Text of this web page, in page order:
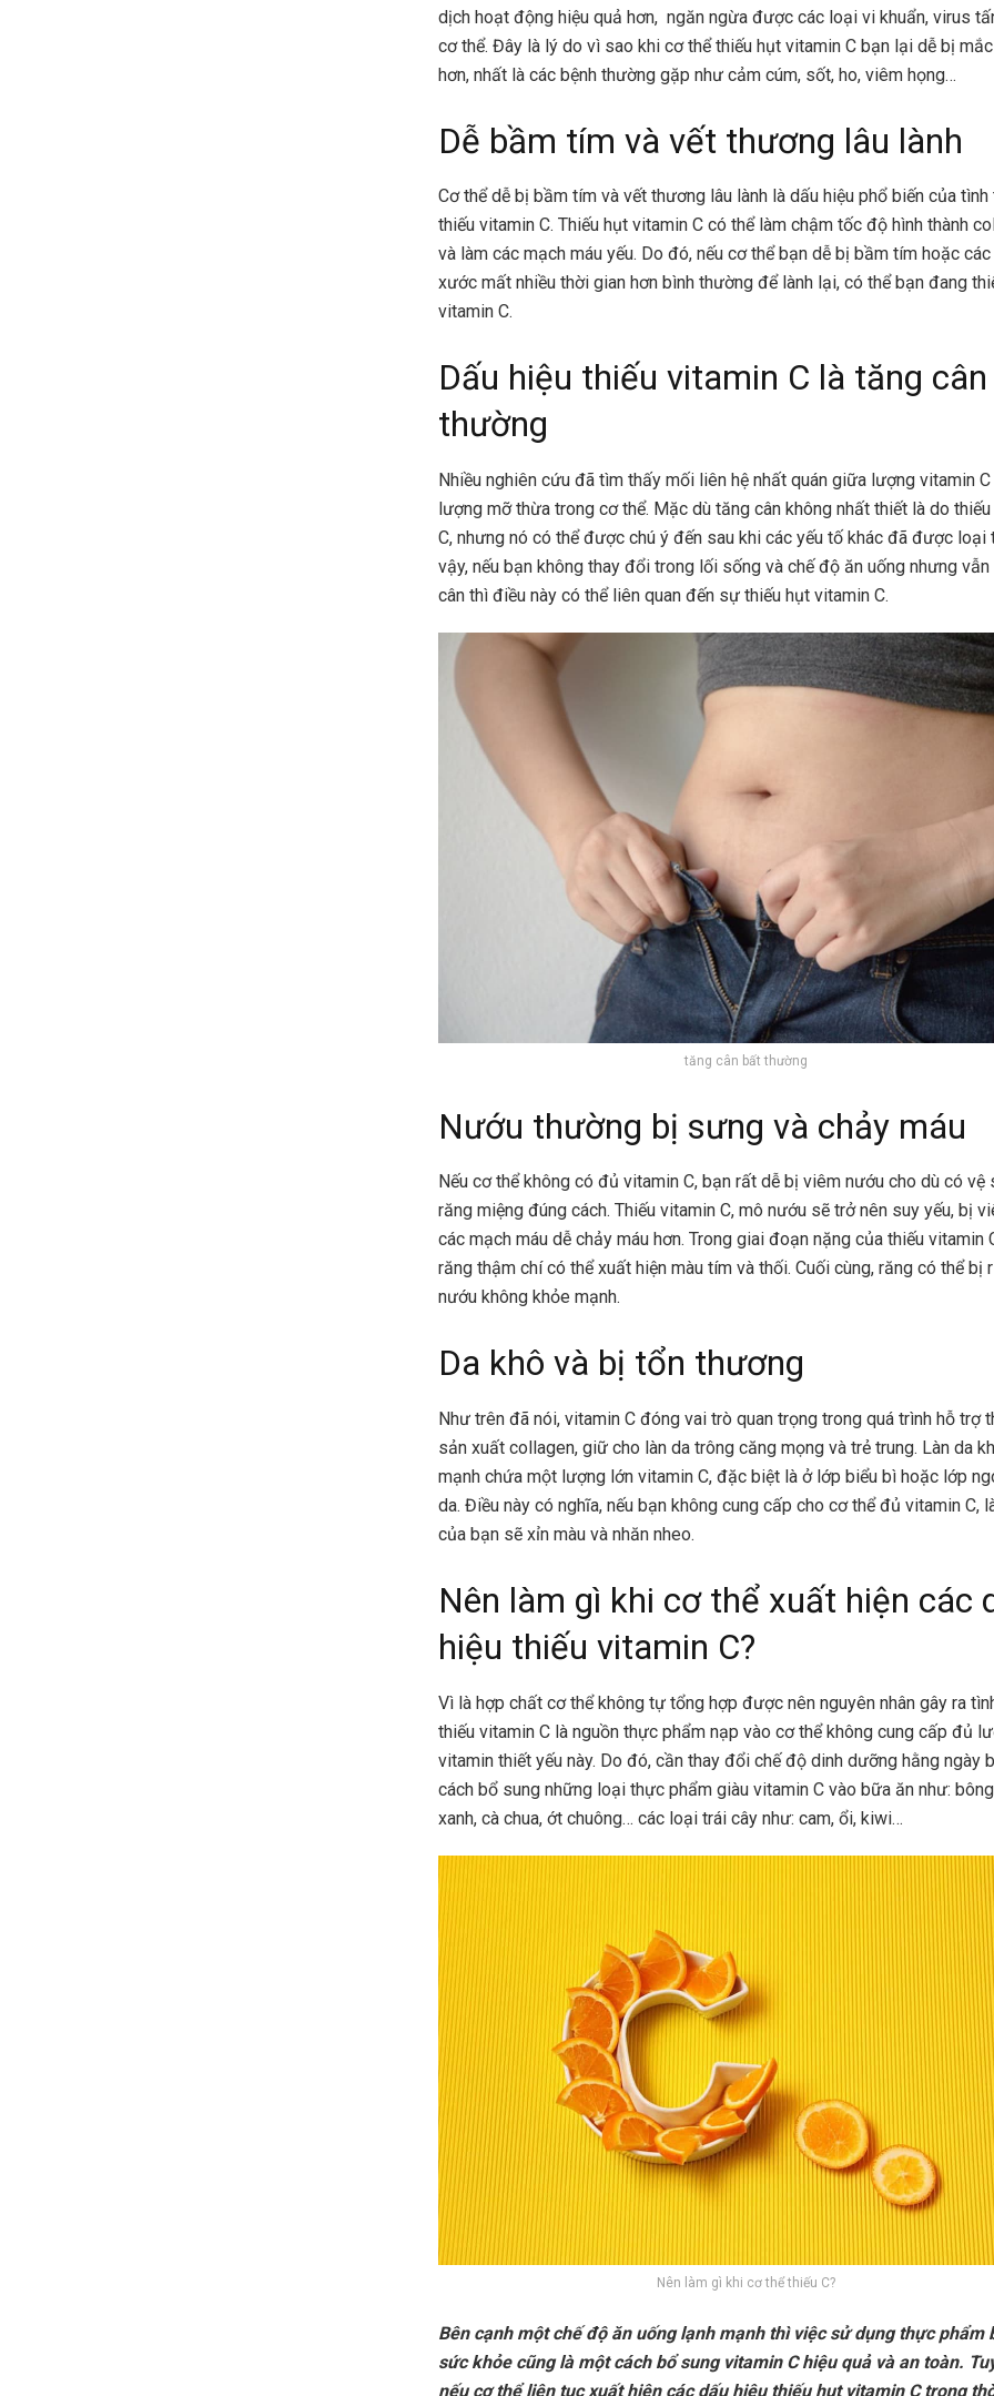
dịch hoạt động hiệu quả hơn, ngăn ngừa được các loại vi khuẩn, virus
cơ thể. Đây là lý do vì sao khi cơ thể thiếu hụt vitamin C bạn lại dễ bị
hơn, nhất là các bệnh thường gặp như cảm cúm, sốt, ho, viêm họng…
Dễ bầm tím và vết thương lâu lành
Cơ thể dễ bị bầm tím và vết thương lâu lành là dấu hiệu phổ biến của tình
thiếu vitamin C. Thiếu hụt vitamin C có thể làm chậm tốc độ hình thành
và làm các mạch máu yếu. Do đó, nếu cơ thể bạn dễ bị bầm tím hoặc
xước mất nhiều thời gian hơn bình thường để lành lại, có thể bạn đang
vitamin C.
Dấu hiệu thiếu vitamin C là tăng
thường
Nhiều nghiên cứu đã tìm thấy mối liên hệ nhất quán giữa lượng vitamin
lượng mỡ thừa trong cơ thể. Mặc dù tăng cân không nhất thiết là do
C, nhưng nó có thể được chú ý đến sau khi các yếu tố khác đã được loại
vậy, nếu bạn không thay đổi trong lối sống và chế độ ăn uống nhưng vẫn
cân thì điều này có thể liên quan đến sự thiếu hụt vitamin C.
tăng cân bất thường
Nướu thường bị sưng và chảy máu
Nếu cơ thể không có đủ vitamin C, bạn rất dễ bị viêm nướu cho dù có vệ
răng miệng đúng cách. Thiếu vitamin C, mô nướu sẽ trở nên suy yếu, bị
các mạch máu dễ chảy máu hơn. Trong giai đoạn nặng của thiếu vitamin
răng thậm chí có thể xuất hiện màu tím và thối. Cuối cùng, răng có thể bị
nướu không khỏe mạnh.
Da khô và bị tổn thương
Như trên đã nói, vitamin C đóng vai trò quan trọng trong quá trình hỗ trợ
sản xuất collagen, giữ cho làn da trông căng mọng và trẻ trung. Làn da
mạnh chứa một lượng lớn vitamin C, đặc biệt là ở lớp biểu bì hoặc lớp
da. Điều này có nghĩa, nếu bạn không cung cấp cho cơ thể đủ vitamin C,
của bạn sẽ xỉn màu và nhăn nheo.
Nên làm gì khi cơ thể xuất hiện các
hiệu thiếu vitamin C?
Vì là hợp chất cơ thể không tự tổng hợp được nên nguyên nhân gây ra
thiếu vitamin C là nguồn thực phẩm nạp vào cơ thể không cung cấp đủ
vitamin thiết yếu này. Do đó, cần thay đổi chế độ dinh dưỡng hằng ngày
cách bổ sung những loại thực phẩm giàu vitamin C vào bữa ăn như:
xanh, cà chua, ớt chuông… các loại trái cây như: cam, ổi, kiwi…
Nên làm gì khi cơ thể thiếu C?
Bên cạnh một chế độ ăn uống lạnh mạnh thì việc sử dụng thực phẩm
sức khỏe cũng là một cách bổ sung vitamin C hiệu quả và an toàn.
nếu cơ thể liên tục xuất hiện các dấu hiệu thiếu hụt vitamin C trong